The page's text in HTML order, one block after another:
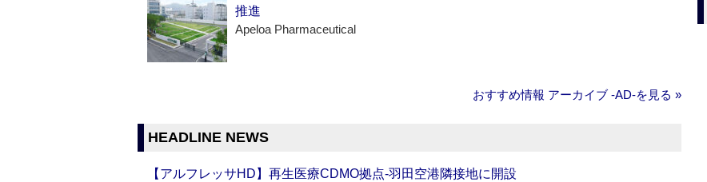
推進
Apeloa Pharmaceutical
おすすめ情報 アーカイブ ‐AD‐を見る »
HEADLINE NEWS
【アルフレッサHD】再生医療CDMO拠点‐羽田空港隣接地に開設